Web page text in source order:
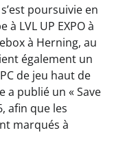
poursuivie en
LVL UP EXPO à
à Herning, au
également un
de jeu haut de
a publié un « Save
afin que les
marqués à